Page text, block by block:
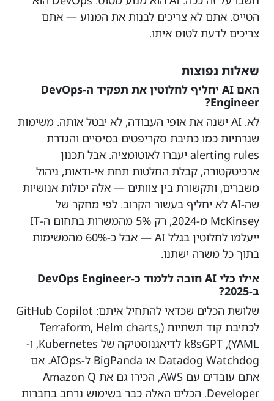
הטייס. אתם לא צריכים לבנות את המנוע — אתם
צריכים לדעת לטוס איתו.
שאלות נפוצות
האם AI יחליף לחלוטין את תפקיד ה-DevOps
Engineer?
לא. AI ישנה את אופי העבודה, לא יבטל אותה. משימות
שגרתיות כמו כתיבת סקריפטים בסיסיים והגדרת
alerting rules יעברו לאוטומציה. אבל תכנון
ארכיטקטורה, קבלת החלטות תחת אי-ודאות, ניהול
משברים, ותקשורת בין צוותים — אלה יכולות אנושיות
שה-AI לא יחליף בעשור הקרוב. לפי מחקר של
McKinsey מ-2024, רק 5% מהמשרות בתחום ה-IT
ייעלמו לחלוטין בגלל AI — אבל כ-60% מהמשימות
בתוך כל משרה ישתנו.
אילו כלי AI חובה ללמוד כ-DevOps Engineer
ב-2025?
שלושת הכלים שכדאי להתחיל איתם: GitHub Copilot
לכתיבת קוד תשתיות (Terraform, Helm charts,
YAML), k8sGPT לדיאגנוסטיקה של Kubernetes, ו-
Datadog Watchdog או BigPanda ל-AIOps. אם
אתם עובדים עם AWS, הכירו גם את Amazon Q
Developer. הכלים האלה כבר בשימוש נרחב בחברות